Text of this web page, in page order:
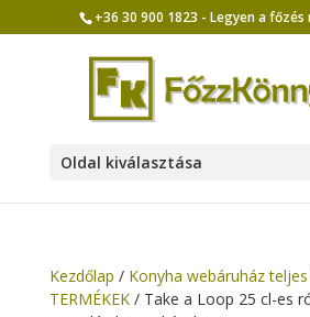
+36 30 900 1823 - Legyen a
Oldal kiválasztása
Kezdőlap / Konyha webáruház
TERMÉKEK/ Take a Loop 25 cl-es